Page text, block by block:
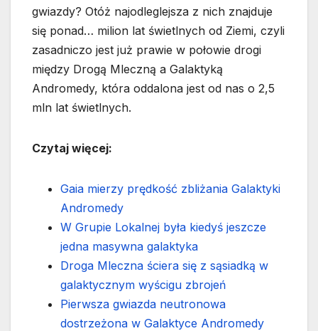
gwiazdy? Otóż najodleglejsza z nich znajduje
się ponad… milion lat świetlnych od Ziemi, czyli
zasadniczo jest już prawie w połowie drogi
między Drogą Mleczną a Galaktyką
Andromedy, która oddalona jest od nas o 2,5
mln lat świetlnych.
Czytaj więcej:
Gaia mierzy prędkość zbliżania Galaktyki
Andromedy
W Grupie Lokalnej była kiedyś jeszcze
jedna masywna galaktyka
Droga Mleczna ściera się z sąsiadką w
galaktycznym wyścigu zbrojeń
Pierwsza gwiazda neutronowa
dostrzeżona w Galaktyce Andromedy